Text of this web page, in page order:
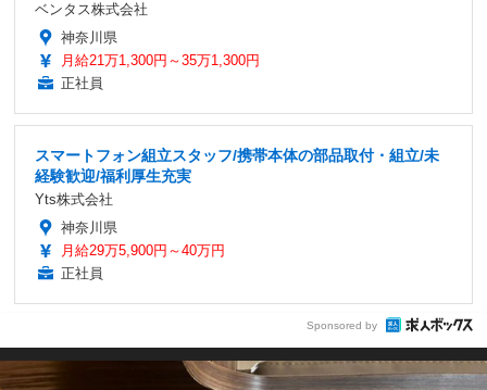
ベンタス株式会社
神奈川県
月給21万1,300円～35万1,300円
正社員
スマートフォン組立スタッフ/携帯本体の部品取付・組立/未
経験歓迎/福利厚生充実
Yts株式会社
神奈川県
月給29万5,900円～40万円
正社員
Sponsored by